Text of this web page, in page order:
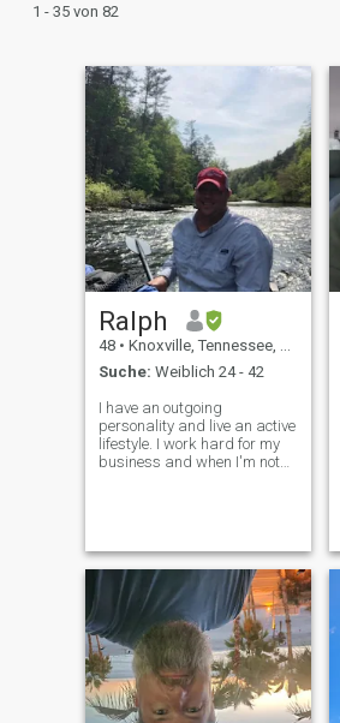
1 - 35 von 82
Ralph
48 • Knoxville, Tennessee, USA
Suche: Weiblich 24 - 42
I have an outgoing
personality and live an active
lifestyle. I work hard for my
business and when I'm not
find me working out in a gym
but